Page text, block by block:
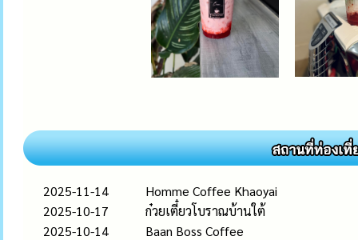
2025-11-14
Homme Coffee Khaoyai
2025-10-17
ก๋วยเตี๋ยวโบราณบ้านใต้
2025-10-14
Baan Boss Coffee